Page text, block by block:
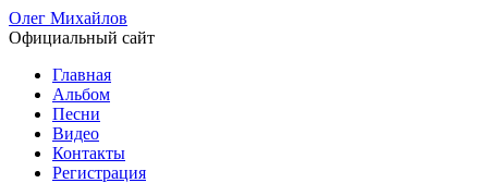
Олег Михайлов
Официальный сайт
Главная
Альбом
Песни
Видео
Контакты
Регистрация